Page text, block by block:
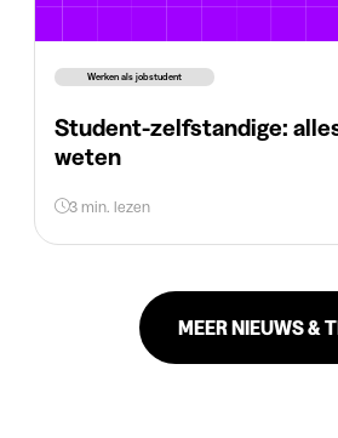
Werken als jobstudent
Student-zelfstandige:
weten
3 min. lezen
MEER NIEUWS &